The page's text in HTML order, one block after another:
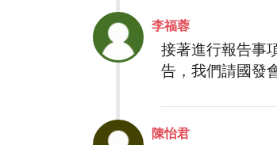
李福蓉
接著進行報告事
告，我們請國發
陳怡君